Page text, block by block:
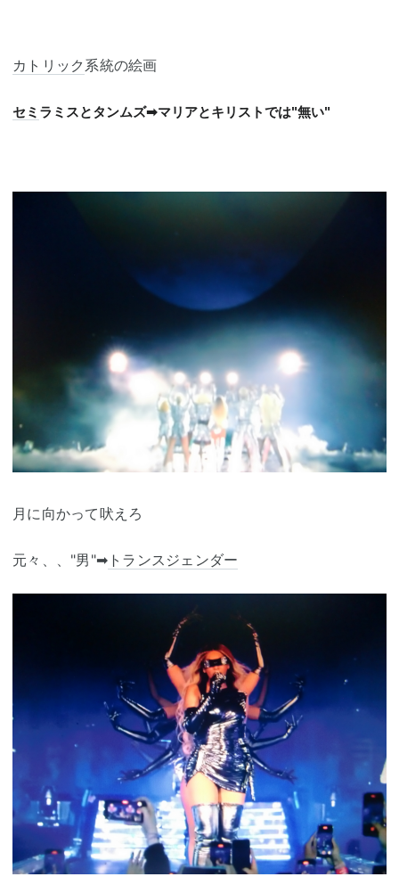
カトリック 系統の絵画
セミ ラミスとタンムズ➡マリアとキリストでは"無い"
月に向かって吠えろ
元々、、"男"➡ トランスジェンダー